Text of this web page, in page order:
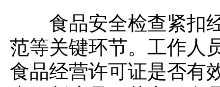
食品安全检查紧扣经
范等关键环节。工作人
食品经营许可证是否有